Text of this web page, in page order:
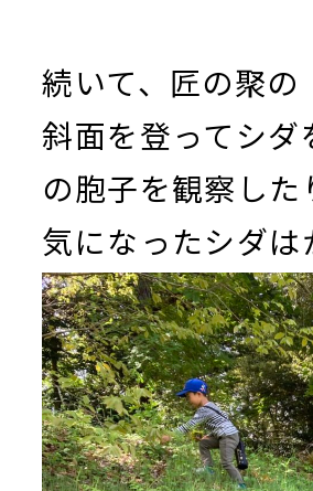
続いて、匠の聚
斜面を登ってシ
の胞子を観察した
気になったシダ